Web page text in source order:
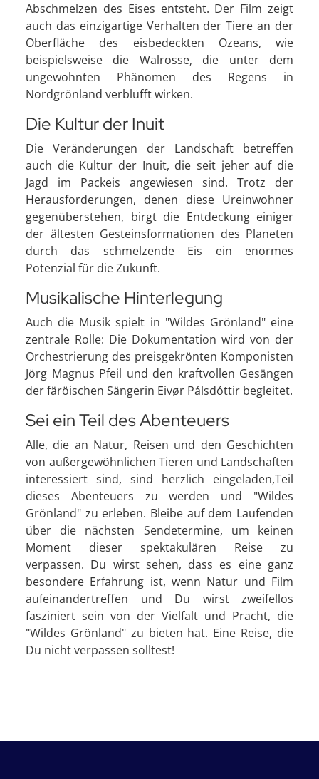
Abschmelzen des Eises entsteht. Der Film zeigt
auch das einzigartige Verhalten der Tiere an der
Oberfläche des eisbedeckten Ozeans, wie
beispielsweise die Walrosse, die unter dem
ungewohnten Phänomen des Regens in
Nordgrönland verblüfft wirken.
Die Kultur der Inuit
Die Veränderungen der Landschaft betreffen
auch die Kultur der Inuit, die seit jeher auf die
Jagd im Packeis angewiesen sind. Trotz der
Herausforderungen, denen diese Ureinwohner
gegenüberstehen, birgt die Entdeckung einiger
der ältesten Gesteinsformationen des Planeten
durch das schmelzende Eis ein enormes
Potenzial für die Zukunft.
Musikalische Hinterlegung
Auch die Musik spielt in "Wildes Grönland" eine
zentrale Rolle: Die Dokumentation wird von der
Orchestrierung des preisgekrönten Komponisten
Jörg Magnus Pfeil und den kraftvollen Gesängen
der färöischen Sängerin Eivør Pálsdóttir begleitet.
Sei ein Teil des Abenteuers
Alle, die an Natur, Reisen und den Geschichten
von außergewöhnlichen Tieren und Landschaften
interessiert sind, sind herzlich eingeladen,Teil
dieses Abenteuers zu werden und "Wildes
Grönland" zu erleben. Bleibe auf dem Laufenden
über die nächsten Sendetermine, um keinen
Moment dieser spektakulären Reise zu
verpassen. Du wirst sehen, dass es eine ganz
besondere Erfahrung ist, wenn Natur und Film
aufeinandertreffen und Du wirst zweifellos
fasziniert sein von der Vielfalt und Pracht, die
"Wildes Grönland" zu bieten hat. Eine Reise, die
Du nicht verpassen solltest!